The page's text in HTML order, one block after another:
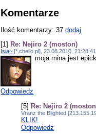
Komentarze
Ilość komentarzy: 37dodaj
[1] Re: Nejiro 2 (moston)
Isia~ [*.chello.pl], 23.08.2010,
moja mina jest
Odpowiedz
[5] Re: Nejiro 2
Vranz the Blighted
KLIK!
Odpowiedz